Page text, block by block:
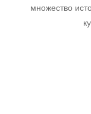
множество